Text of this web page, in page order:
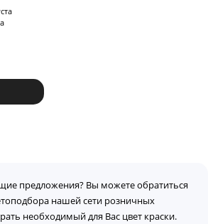
предложения? Вы можете обратиться
нашей сети розничных
необходимый для Вас цвет краски.